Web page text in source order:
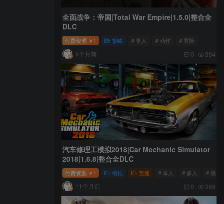
全面战争：帝国|Total War Empire|1.5.0|整合全
DLC
付费资源 ￥ 1 策略 # 单人 # 动作 # 冒险
9个月前 0 394
汽车修理工模拟2018|Car Mechanic Simulator
2018|1.6.8|整合全DLC
付费资源 ￥ 1 模拟 竞速 # 单人 # 多人 # 模拟
11个月前 0 369